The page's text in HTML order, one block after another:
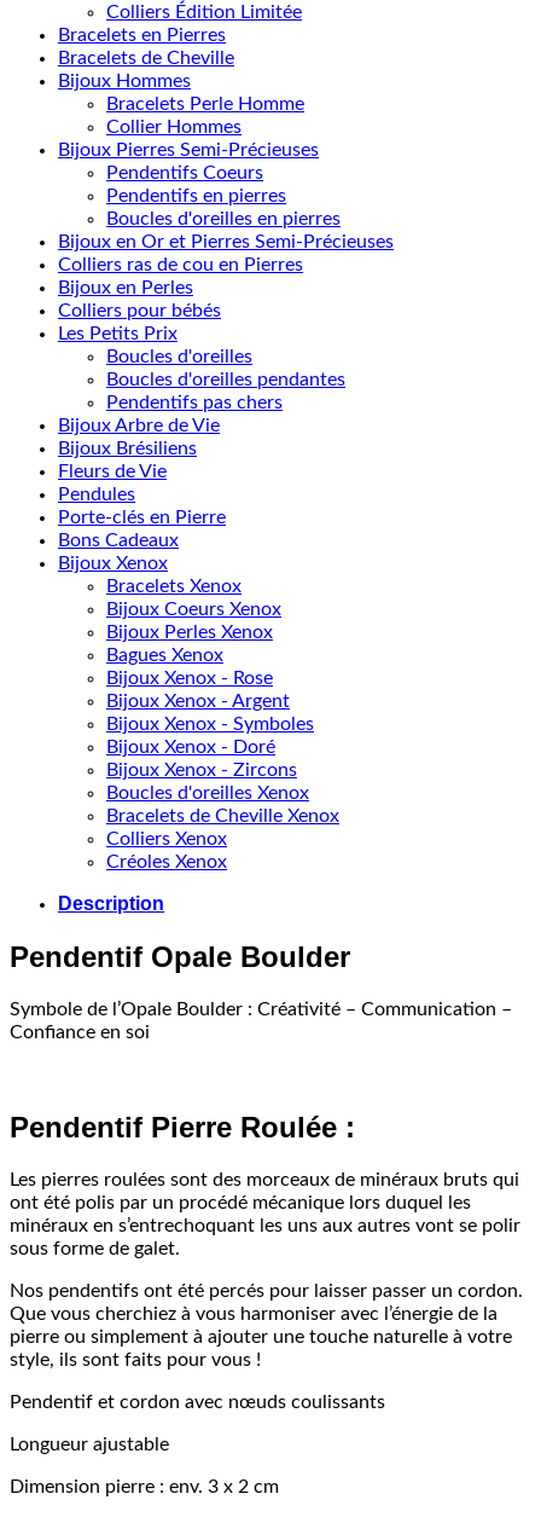
Colliers Édition Limitée
Bracelets en Pierres
Bracelets de Cheville
Bijoux Hommes
Bracelets Perle Homme
Collier Hommes
Bijoux Pierres Semi-Précieuses
Pendentifs Coeurs
Pendentifs en pierres
Boucles d'oreilles en pierres
Bijoux en Or et Pierres Semi-Précieuses
Colliers ras de cou en Pierres
Bijoux en Perles
Colliers pour bébés
Les Petits Prix
Boucles d'oreilles
Boucles d'oreilles pendantes
Pendentifs pas chers
Bijoux Arbre de Vie
Bijoux Brésiliens
Fleurs de Vie
Pendules
Porte-clés en Pierre
Bons Cadeaux
Bijoux Xenox
Bracelets Xenox
Bijoux Coeurs Xenox
Bijoux Perles Xenox
Bagues Xenox
Bijoux Xenox - Rose
Bijoux Xenox - Argent
Bijoux Xenox - Symboles
Bijoux Xenox - Doré
Bijoux Xenox - Zircons
Boucles d'oreilles Xenox
Bracelets de Cheville Xenox
Colliers Xenox
Créoles Xenox
Description
Pendentif Opale Boulder
Symbole de l’Opale Boulder : Créativité – Communication –
Confiance en soi
Pendentif Pierre Roulée :
Les pierres roulées sont des morceaux de minéraux bruts qui
ont été polis par un procédé mécanique lors duquel les
minéraux en s’entrechoquant les uns aux autres vont se polir
sous forme de galet.
Nos pendentifs ont été percés pour laisser passer un cordon.
Que vous cherchiez à vous harmoniser avec l’énergie de la
pierre ou simplement à ajouter une touche naturelle à votre
style, ils sont faits pour vous !
Pendentif et cordon avec nœuds coulissants
Longueur ajustable
Dimension pierre : env. 3 x 2 cm